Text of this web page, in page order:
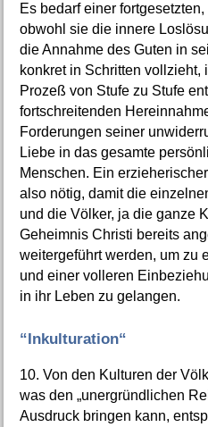
Es bedarf einer
obwohl sie die innere
die Annahme des Guten in
konkret in Schritten vollzieht,
Prozeß von Stufe zu Stufe
fortschreitenden
Forderungen seiner
Liebe in das gesamte
Menschen. Ein
also nötig, damit die
und die Völker, ja die ganze
Geheimnis Christi bereits
weitergeführt werden, um zu
und einer volleren
in ihr Leben zu gelangen.
“Inkulturation“
10. Von den Kulturen der
was den „unergründlichen
Ausdruck bringen kann,